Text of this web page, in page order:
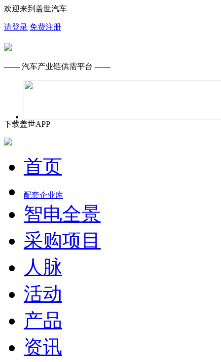
欢迎来到盖世汽车
请登录 免费注册
—— 汽车产业链供需平台 ——
下载盖世APP
首页
配套企业库
智电全景
采购项目
人脉
活动
产品
资讯